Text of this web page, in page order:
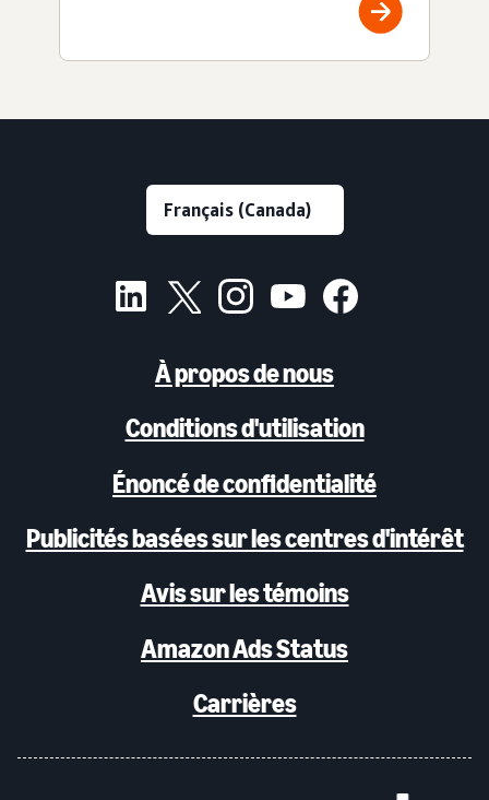
À propos de nous
Conditions d'utilisation
Énoncé de confidentialité
Publicités basées sur les centres d'intérêt
Avis sur les témoins
Amazon Ads Status
Carrières